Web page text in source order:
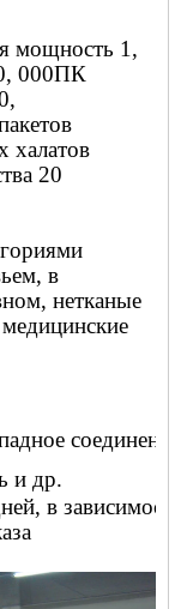
мощность 1,
000ПК
халатов
20
в
нетканые
соединение
и др.
в